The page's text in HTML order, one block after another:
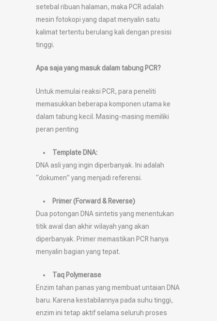
setebal ribuan halaman, maka PCR adalah
mesin fotokopi yang dapat menyalin satu
kalimat tertentu berulang kali dengan presisi
tinggi.
Apa saja yang masuk dalam tabung PCR?
Untuk memulai reaksi PCR, para peneliti
memasukkan beberapa komponen utama ke
dalam tabung kecil. Masing-masing memiliki
peran penting
Template DNA:
DNA asli yang ingin diperbanyak. Ini adalah
“dokumen” yang menjadi referensi.
Primer (Forward & Reverse)
Dua potongan DNA sintetis yang menentukan
titik awal dan akhir wilayah yang akan
diperbanyak. Primer memastikan PCR hanya
menyalin bagian yang tepat.
Taq Polymerase
Enzim tahan panas yang membuat untaian DNA
baru. Karena kestabilannya pada suhu tinggi,
enzim ini tetap aktif selama seluruh proses